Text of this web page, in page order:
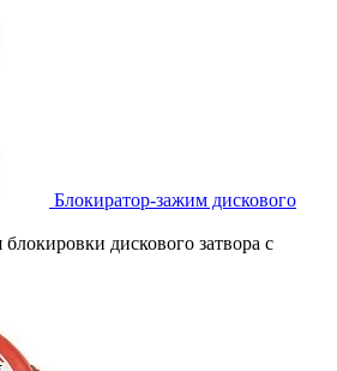
Блокиратор-зажим дискового
дискового затвора с